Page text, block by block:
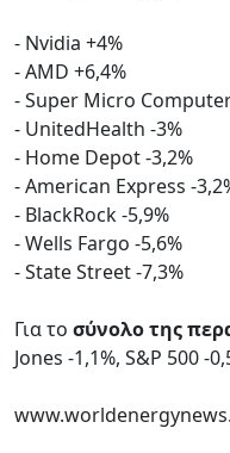
- Nvidia +4%
- AMD +6,4%
- Super Micro
- UnitedHealth -3%
- Home Depot -3,2%
- American Express -
- BlackRock -5,9%
- Wells Fargo -5,6%
- State Street -7,3%
Για το σύνολο της
Jones -1,1%, S&P 500 -